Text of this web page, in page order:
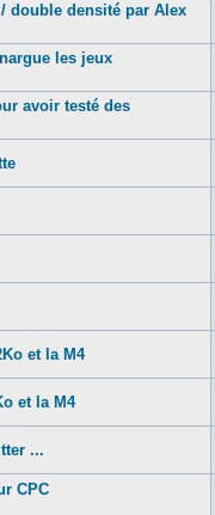
double densité par Alex
les jeux
avoir testé des
et la M4
et la M4
...
CPC